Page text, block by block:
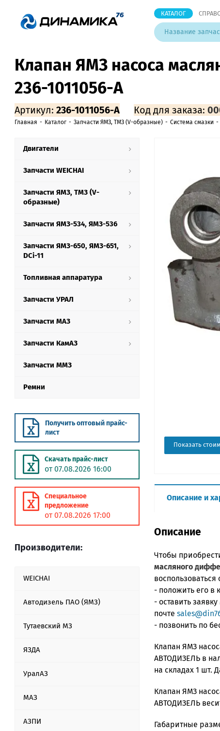
КАТАЛОГ
Клапан ЯМЗ насоса
236-1011056-А
Артикул: 236-1011056-А Код для заказа:
Главная - Каталог - Запчасти ЯМЗ, ТМЗ (V-образные) - Система смазки -
Показать
Описание и
Описание
Чтобы
масляного
- положить его в
- оставить
почте
- позвонить по
Клапан ЯМЗ
АВТОДИЗЕЛЬ в
на складах 1 шт.
Клапан ЯМЗ
АВТОДИЗЕЛЬ
Габаритные
Двигатели
Запчасти WEICHAI
Запчасти ЯМЗ, ТМЗ (V-
образные)
Запчасти ЯМЗ-534, ЯМЗ-536
Запчасти ЯМЗ-650, ЯМЗ-651,
DCi-11
Топливная аппаратура
Запчасти УРАЛ
Запчасти МАЗ
Запчасти КамАЗ
Запчасти ММЗ
Ремни
Получить оптовый прайс-
лист
Скачать прайс-лист
от 07.08.2026 16:00
Специальное
предложение
от 07.08.2026 17:00
Производители:
WEICHAI
Автодизель ПАО (ЯМЗ)
Тутаевский МЗ
ЯЗДА
УралАЗ
МАЗ
АЗПИ